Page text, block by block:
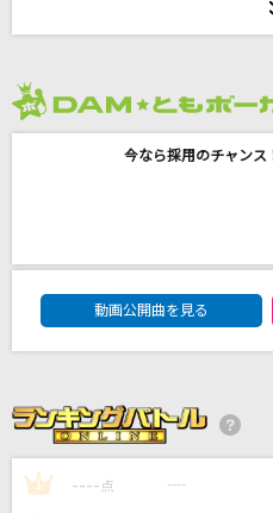
愛とか恋とか
Novelbright
会いにKiTE!(2025 9人
[生音]Calling
ノーダウト
Moon Revenge
三石琴乃・富沢美智恵・久川綾・篠原
今なら採用のチャン
DAM★ともボーカル
動画公開曲を見る
1 ---- 点 ----